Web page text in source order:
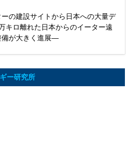
の建設サイトから日本への大量デ
キロ離れた日本からのイーター遠
備が大きく進展―
ー研究所